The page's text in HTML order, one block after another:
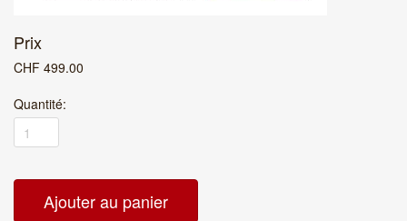
Prix
CHF 499.00
Quantité: